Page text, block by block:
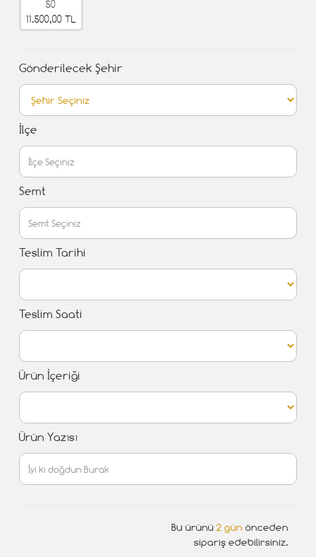
50
11.500,00 TL
Gönderilecek Şehir
İlçe
Semt
Teslim Tarihi
Teslim Saati
Ürün İçeriği
Ürün Yazısı
Bu ürünü 2 gün önceden
sipariş edebilirsiniz.